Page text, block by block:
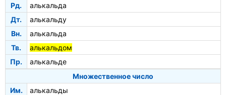
Рд.
алькальда
Дт.
алькальду
Вн.
алькальда
Тв.
алькальдом
Пр.
алькальде
Множественное число
Им.
алькальды